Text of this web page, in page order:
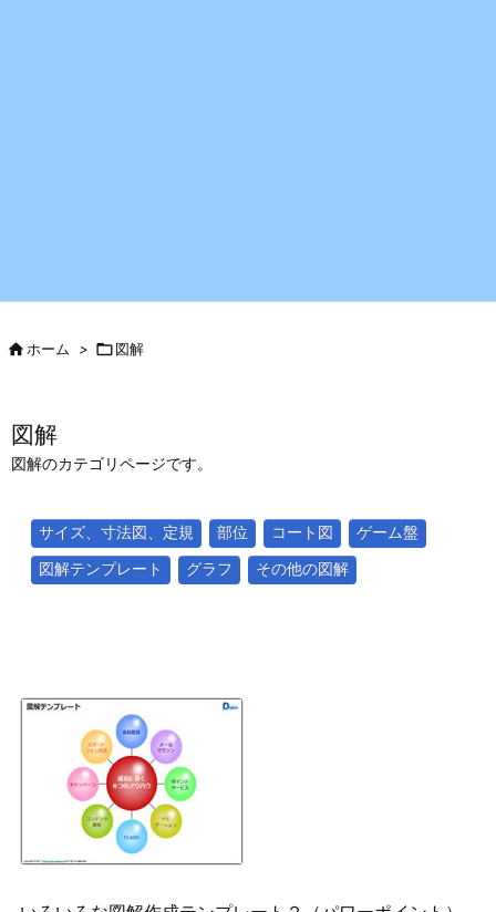
ホーム > 図解
図解
図解のカテゴリページです。
サイズ、寸法図、定規 部位 コート図
ゲーム盤
図解テンプレート
グラフ その他の図解